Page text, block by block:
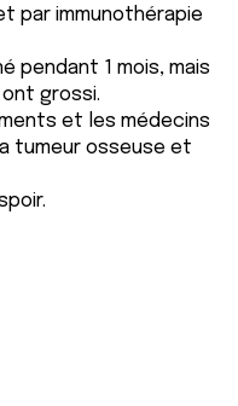
par immunothérapie
pendant 1 mois, mais
grossi.
et les médecins
tumeur osseuse et